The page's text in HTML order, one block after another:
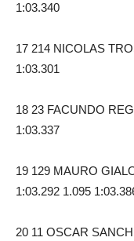
1:03.340
17 214 NICOLAS
1:03.301
18 23 FACUNDO
1:03.337
19 129 MAURO
1:03.292 1.095
20 11 OSCAR